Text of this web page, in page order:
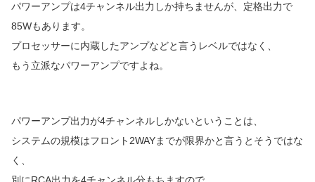
パワーアンプは4チャンネル出力しか持ちませんが、定格出力で
85Wもあります。
プロセッサーに内蔵したアンプなどと言うレベルではなく、
もう立派なパワーアンプですよね。
パワーアンプ出力が4チャンネルしかないということは、
システムの規模はフロント 2WAYまでが限界かと言うとそうではな
く、
別にRCA出力を4チャンネル分もちますので、